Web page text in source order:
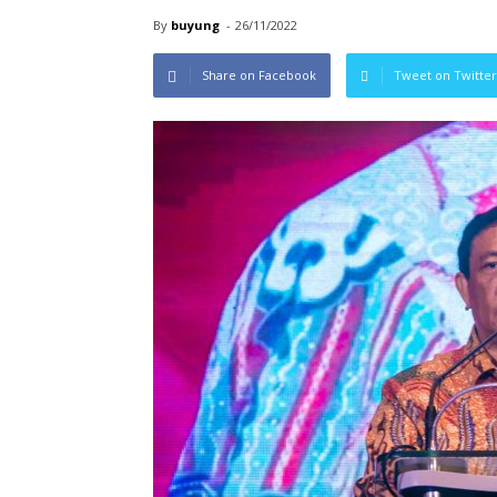
By buyung - 26/11/2022
Share on Facebook Tweet on Twitter